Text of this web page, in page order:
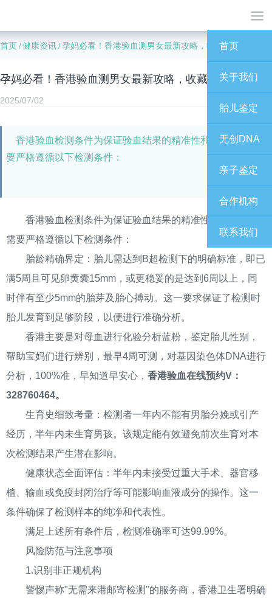
首页
关于我们
胎儿鉴定
无创DNA
亲子鉴定
合作机构
联系我们
首页 /健康资讯 /孕妈必看！香港验血测男女最新攻略，收藏防高价陷阱
孕妈必看！香港验血测男女最新攻略，收藏防高价陷阱
2025/07/02
香港验血检测条件为保证验血结果的精准性和安全性，需
要严格遵循以下检测条件：
香港验血检测条件为保证验血结果的精准性和安全性，
需要严格遵循以下检测条件：
胎龄精确界定：胎儿需达到B超检测下的明确标准，即已
满5周且可见卵黄囊15mm，或更稳妥的是达到6周以上，同
时伴有至少5mm的胎芽及胎心搏动。这一要求保证了检测时
胎儿发育到足够阶段，以便进行准确分析。
香港主要是对母血进行化验分析蓝粉，鉴定胎儿性别，
帮助宝妈们进行辨别，最早4周可测，对基因染色体DNA进行
分析，100%准，早知道早安心， 香港验血在线预约V：
328760464。
生育史细致考量：检测者一年内不能有男胎分娩或引产
经历，半年内未生育男孩。该规定能有效避免前次生育对本
次检测结果产生潜在影响。
健康状态全面评估：半年内未接受过重大手术、器官移
植、输血或免疫封闭治疗等可能影响血液成分的操作。这一
条件确保了检测样本的纯净和代表性。
满足上述所有条件后，检测准确率可达99.99%。
风险防范与注意事项
1.识别非正规机构
警惕声称"无需来港邮寄检测"的服务商，香港卫生署明确